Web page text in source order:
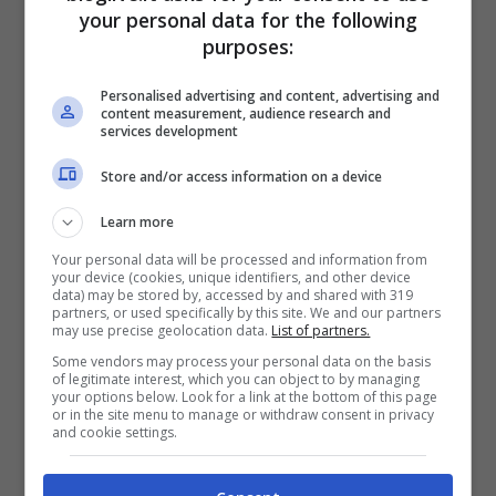
l’ormone del piacere e poi anche il kiwi,
l’uva – ottimo antiossidante – e gli agrumi
che aiutano a rinforzare le difese
immunitarie. Altravitamina
diminuire lo stress è laD, che spesso
l’organismo riceve dal sole.
your personal data for the following
purposes:
Personalised advertising and content, advertising and
content measurement, audience research and
services development
Store and/or access information on a device
Learn more
Your personal data will be processed and information from
your device (cookies, unique identifiers, and other device
data) may be stored by, accessed by and shared with 319
partners, or used specifically by this site. We and our partners
may use precise geolocation data. List of partners.
Some vendors may process your personal data on the basis
of legitimate interest, which you can object to by managing
your options below. Look for a link at the bottom of this page
or in the site menu to manage or withdraw consent in privacy
and cookie settings.